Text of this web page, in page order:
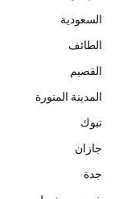
السعودية
الطائف
القصيم
المدينة المنورة
تبوك
جازان
جدة